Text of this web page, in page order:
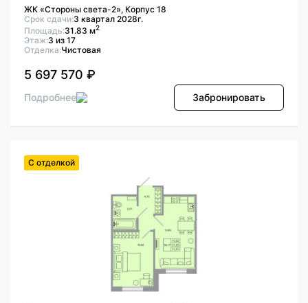
ЖК «Стороны света-2», Корпус 18
Срок сдачи:3 квартал 2028г.
Площадь:31.83 м2
Этаж:3 из 17
Отделка:Чистовая
5 697 570 ₽
Подробнее Забронировать
С отделкой